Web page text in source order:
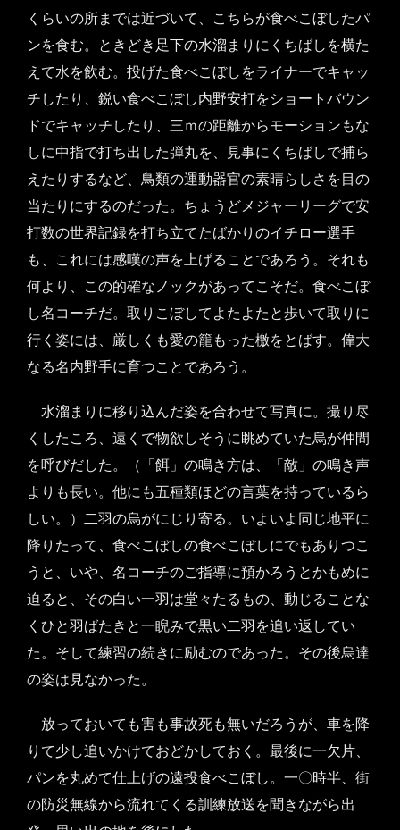
くらいの所までは近づいて、こちらが食べこぼしたパ
ンを食む。ときどき足下の水溜まりにくちばしを横た
えて水を飲む。投げた食べこぼしをライナーでキャッ
チしたり、鋭い食べこぼし内野安打をショートバウン
ドでキャッチしたり、三ｍの距離からモーションもな
しに中指で打ち出した弾丸を、見事にくちばしで捕ら
えたりするなど、鳥類の運動器官の素晴らしさを目の
当たりにするのだった。ちょうどメジャーリーグで安
打数の世界記録を打ち立てたばかりのイチロー選手
も、これには感嘆の声を上げることであろう。それも
何より、この的確なノックがあってこそだ。食べこぼ
し名コーチだ。取りこぼしてよたよたと歩いて取りに
行く姿には、厳しくも愛の籠もった檄をとばす。偉大
なる名内野手に育つことであろう。
水溜まりに移り込んだ姿を合わせて写真に。撮り尽
くしたころ、遠くで物欲しそうに眺めていた烏が仲間
を呼びだした。（「餌」の鳴き方は、「敵」の鳴き声
よりも長い。他にも五種類ほどの言葉を持っているら
しい。）二羽の烏がにじり寄る。いよいよ同じ地平に
降りたって、食べこぼしの食べこぼしにでもありつこ
うと、いや、名コーチのご指導に預かろうとかもめに
迫ると、その白い一羽は堂々たるもの、動じることな
くひと羽ばたきと一睨みで黒い二羽を追い返してい
た。そして練習の続きに励むのであった。その後烏達
の姿は見なかった。
放っておいても害も事故死も無いだろうが、車を降
りて少し追いかけておどかしておく。最後に一欠片、
パンを丸めて仕上げの遠投食べこぼし。一〇時半、街
の防災無線から流れてくる訓練放送を聞きながら出